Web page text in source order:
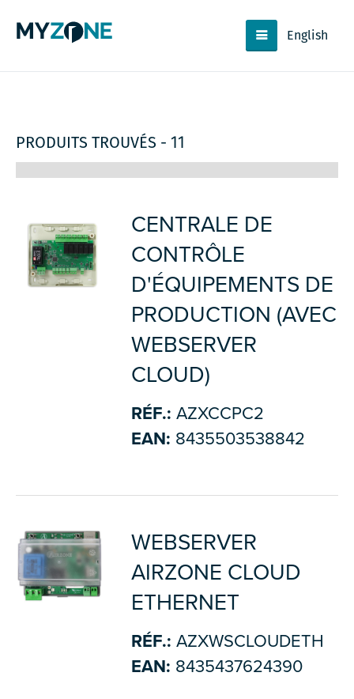
English
PRODUITS TROUVÉS - 11
CENTRALE DE
CONTRÔLE
D'ÉQUIPEMENTS DE
PRODUCTION (AVEC
WEBSERVER
CLOUD)
RÉF.: AZXCCPC2
EAN: 8435503538842
WEBSERVER
AIRZONE CLOUD
ETHERNET
RÉF.: AZXWSCLOUDETH
EAN: 8435437624390